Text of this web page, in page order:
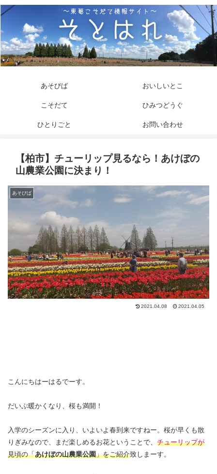
あそびば おいしいとこ
こそだて ひみつどうぐ
ひとりごと お問い合わせ
【柏市】チューリップ見るなら！あけぼの
山農業公園に決まり！
あそびば
2021.04.08 2021.04.05
こんにちはーはるでーす。
だいぶ暖かくなり、桜も満開！
入学のシーズンに入り、いよいよ春到来ですねー。桜が早くも散
りぎみなので、まだ楽しめるお花ということで、 チューリップが
見頃の「あけぼの山農業公園」をご紹介致しまーす。